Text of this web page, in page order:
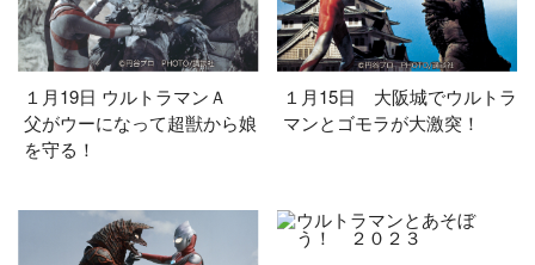
１月19日 ウルトラマンＡ
父がウーになって超獣から娘
を守る！
１月15日 大阪城でウルトラ
マンとゴモラが大激突！